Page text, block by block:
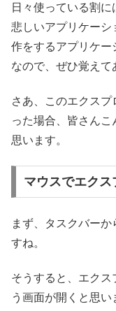
日々使っている割
悲しいアプリケーシ
作をするアプリケー
なので、ぜひ覚えて
さあ、このエクス
った場合、皆さん
思います。
マウスでエク
まず、タスクバー
すね。
そうすると、エク
う画面が開くと思い